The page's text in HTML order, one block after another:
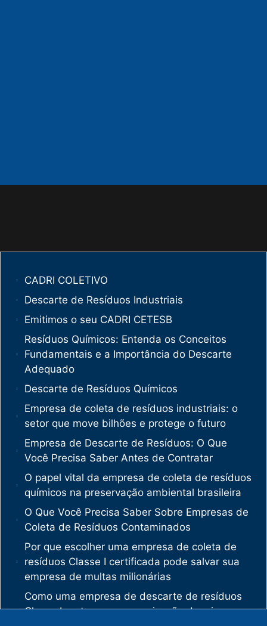
CADRI COLETIVO
Descarte de Resíduos Industriais
Emitimos o seu CADRI CETESB
Resíduos Químicos: Entenda os Conceitos
Fundamentais e a Importância do Descarte
Adequado
Descarte de Resíduos Químicos
Empresa de coleta de resíduos industriais: o
setor que move bilhões e protege o futuro
Empresa de Descarte de Resíduos: O Que
Você Precisa Saber Antes de Contratar
O papel vital da empresa de coleta de resíduos
químicos na preservação ambiental brasileira
O Que Você Precisa Saber Sobre Empresas de
Coleta de Resíduos Contaminados
Por que escolher uma empresa de coleta de
resíduos Classe I certificada pode salvar sua
empresa de multas milionárias
Como uma empresa de descarte de resíduos
Classe I protege sua organização de crimes